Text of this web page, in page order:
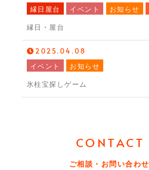
縁日屋台 イベント お知らせ
縁日・屋台
2025.04.08
イベント お知らせ
氷柱宝探しゲーム
CONTACT
ご相談・お問い合わせ